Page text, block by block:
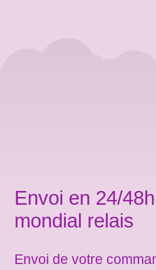
Envoi en 24/
mondial relais
Envoi de votre